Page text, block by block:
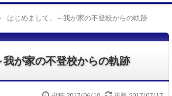
はじめまして。～我が家の不登校からの軌跡
が家の不登校からの軌跡